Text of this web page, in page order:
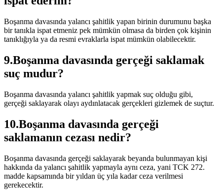
Boşanma davasında yalancı şahitlik yapan birinin durumunu başka
bir tanıkla ispat etmeniz pek mümkün olmasa da birden çok kişinin
tanıklığıyla ya da resmi evraklarla ispat mümkün olabilecektir.
9.Boşanma davasında gerçeği saklamak
suç mudur?
Boşanma davasında yalancı şahitlik yapmak suç olduğu gibi,
gerçeği saklayarak olayı aydınlatacak gerçekleri gizlemek de suçtur.
10.Boşanma davasında gerçeği
saklamanın cezası nedir?
Boşanma davasında gerçeği saklayarak beyanda bulunmayan kişi
hakkında da yalancı şahitlik yapmayla aynı ceza, yani TCK 272.
madde kapsamında bir yıldan üç yıla kadar ceza verilmesi
gerekecektir.